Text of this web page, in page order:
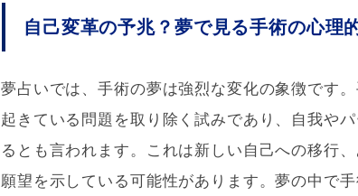
自己変革の予兆？夢で見る手術の心理
夢占いでは、手術の夢は強烈な変化の象徴です
起きている問題を取り除く試みであり、自我や
るとも言われます。これは新しい自己への移行
願望を示している可能性があります。夢の中で